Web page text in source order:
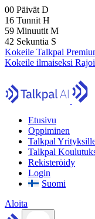
00 Päivät D
16 Tunnit H
59 Minuutit M
41 Sekuntia S
Kokeile Talkpal
Kokeile ilmaiseksi
Etusivu
Oppiminen
Talkpal
Talkpal
Rekisteröidy
Login
Suomi
Aloita